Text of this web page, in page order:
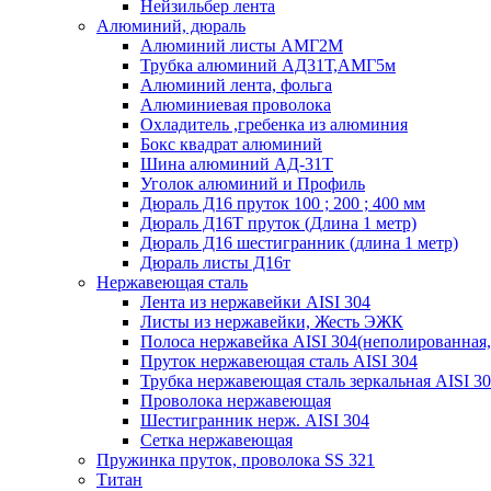
Нейзильбер лента
Алюминий, дюраль
Алюминий листы АМГ2М
Трубка алюминий АД31Т,АМГ5м
Алюминий лента, фольга
Алюминиевая проволока
Охладитель ,гребенка из алюминия
Бокс квадрат алюминий
Шина алюминий АД-31Т
Уголок алюминий и Профиль
Дюраль Д16 пруток 100 ; 200 ; 400 мм
Дюраль Д16Т пруток (Длина 1 метр)
Дюраль Д16 шестигранник (длина 1 метр)
Дюраль листы Д16т
Нержавеющая сталь
Лента из нержавейки AISI 304
Листы из нержавейки, Жесть ЭЖК
Полоса нержавейка АISI
Пруток нержавеющая сталь AISI 304
Трубка нержавеющая сталь зеркальная AISI
Проволока нержавеющая
Шестигранник нерж. AISI 304
Сетка нержавеющая
Пружинка пруток, проволока SS 321
Титан